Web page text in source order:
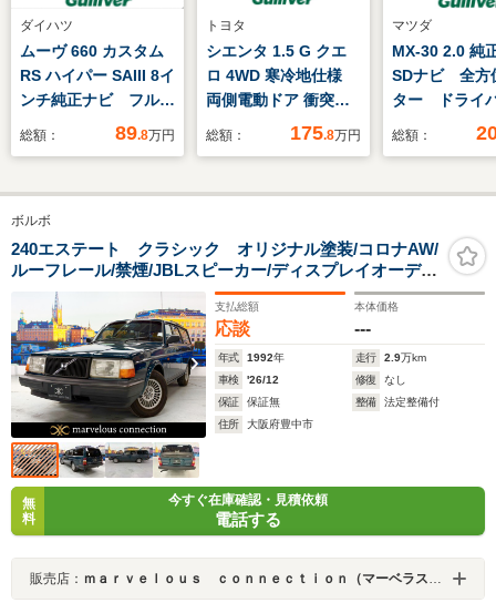
ダイハツ
ムーヴ 660 カスタム
RS ハイパー SAIII 8イ
ンチ純正ナビ フルセ
グ Bluetooth スマ
カメラ ナビ連動ドラ
イブレコーダー ハー
フレザーシート シー
トヒーター プッシュ
スタート スマートキ
ー
総額： 89.8万円
トヨタ
シエンタ 1.5 G クエ
ロ 4WD 寒冷地仕様
両側電動ドア 衝突軽
総額： 175.8万円
マツダ
MX-30 2.0 純
SDナビ 全方
ター ドライ
タリング ア
パッケージ
ル ブライン
トモニター
減 ETC ド
総額：
ボルボ
240エステート クラシック オリジナル塗装/コロナAW/
ルーフレール/禁煙/JBLスピーカー/ディスプレイオーディ
支払総額
応談
本体価格
---
年式 1992年 走行 2.9万km
車検
'26/12 修復
なし
保証
保証無 整備
法定整備付
住所
大阪府豊中市
無
料
今すぐ在庫確認・見積依頼
電話する
販売店： ｍａｒｖｅｌｏｕｓ ｃｏｎｎｅｃｔｉｏｎ（マーベラスコネクション）